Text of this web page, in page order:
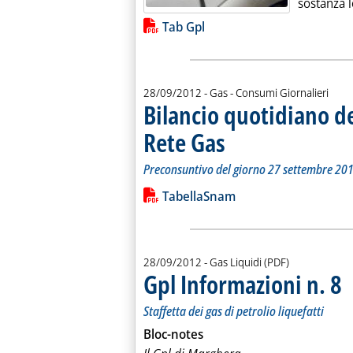
Lista allegati PDF alla notizia
Tab Gpl
28/09/2012 - Gas - Consumi Giornalieri
Bilancio quotidiano
Rete Gas . Sottotitolo: Preconsuntivo del
. Pubblicata venerdì 28
Preconsuntivo del giorno 27 settembre
Leggi tutta la notizia: 'Bilancio
Lista allegati PDF alla notizia
TabellaSnam
28/09/2012 - Gas Liquidi (PDF)
Gpl Informazioni n. 8
Staffetta dei gas di petrolio liquefatti
Bloc-notes